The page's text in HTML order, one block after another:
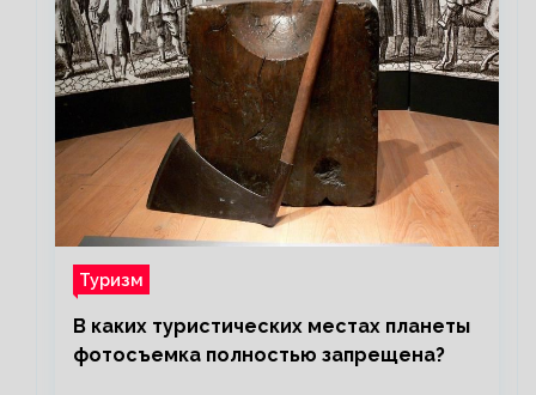
Туризм
В каких туристических местах планеты
фотосъемка полностью запрещена?